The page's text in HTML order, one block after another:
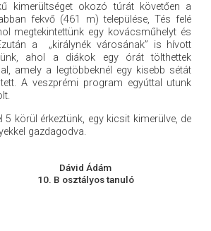
kimerültséget okozó túrát követően a
fekvő (461 m) települése, Tés felé
megtekintettünk egy kovácsműhelyt és
a „királynék városának” is hívott
ahol a diákok egy órát tölthettek
amely a legtöbbeknél egy kisebb sétát
A veszprémi program egyúttal utunk
5 körül érkeztünk, egy kicsit kimerülve, de
gazdagodva.
Dávid Ádám
10. B osztályos tanuló